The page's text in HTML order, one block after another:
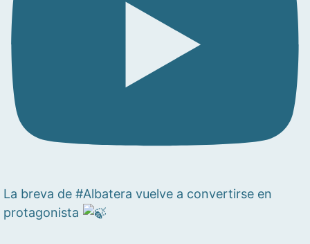
La breva de #Albatera vuelve a convertirse en
protagonista